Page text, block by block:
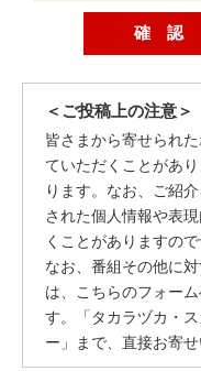
＜ご投稿上の注意＞
皆さまから寄せられ
ていただくことがあ
ります。なお、ご紹
された個人情報や表
くことがありますの
なお、番組その他に
は、こちらのフォー
す。「タカラヅカ・
ー」まで、直接お寄